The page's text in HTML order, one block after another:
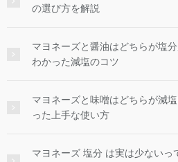
の選び方を解説
マヨネーズと醤油はどちらが塩
わかった減塩のコツ
マヨネーズと味噌はどちらが減
った上手な使い方
マヨネーズ 塩分 は実は少ないっ